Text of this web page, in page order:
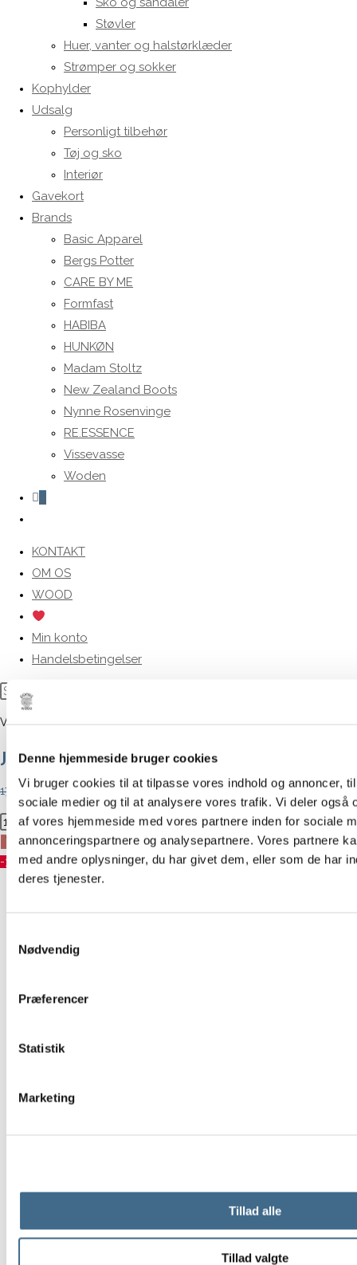
Denne hjemmeside bruger cookies
Vi bruger cookies til at tilpasse vores indhold og annoncer,
sociale medier og til at analysere vores trafik. Vi deler også
af vores hjemmeside med vores partnere inden for sociale
annonceringspartnere og analysepartnere. Vores partnere
med andre oplysninger, du har givet dem, eller som de har
deres tjenester.
Nødvendig
Præferencer
Statistik
Marketing
Tillad alle
Tillad valgte
Støvler
Huer, vanter og halstørklæder
Strømper og sokker
Kophylder
Udsalg
Personligt tilbehør
Tøj og sko
Interiør
Gavekort
Brands
Basic Apparel
Bergs Potter
CARE BY ME
Formfast
HABIBA
HUNKØN
Madam Stoltz
New Zealand Boots
Nynne Rosenvinge
RE.ESSENCE
Vissevasse
Woden
0
search
KONTAKT
OM OS
WOOD
Min konto
Handelsbetingelser
Valgt:
Julekugler Ball fra Broste…
175,00kr.Den
oprindelige
pris
175,00 kr..
122,50kr.Den
aktuelle
pris
122,50 kr..
Julekugler
Ball
fra
Broste
Tilføj til kurv
-30%